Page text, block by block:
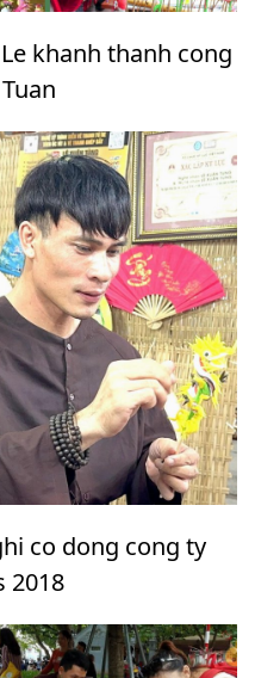
khanh thanh cong
co dong cong ty
2018